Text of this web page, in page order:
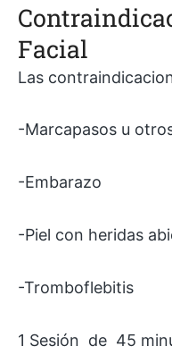
Facial
Las
-Marcapasos u
-Embarazo
-Piel con heridas
-Tromboflebitis
1 Sesión de 45